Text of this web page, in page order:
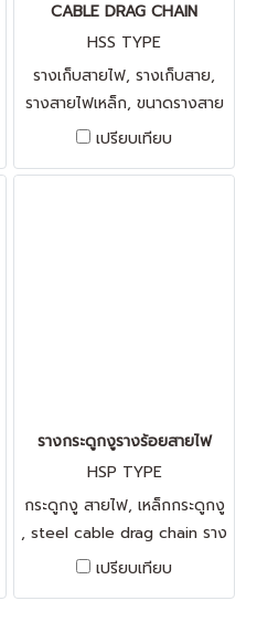
CABLE DRAG CHAIN
HSS TYPE
รางเก็บสายไฟ, รางเก็บสาย,
รางสายไฟเหล็ก, ขนาดรางสาย
ไฟ, รางวางสายไฟ, รางเหล็ก
เปรียบเทียบ
รางกระดูกงูรางร้อยสายไฟ
HSP TYPE
กระดูกงู สายไฟ, เหล็กกระดูกงู
, steel cable drag chain ราง
เหล็กเก็บสายไฟ, รางกระดูกงู
เปรียบเทียบ